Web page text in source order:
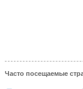
Часто посещаемые